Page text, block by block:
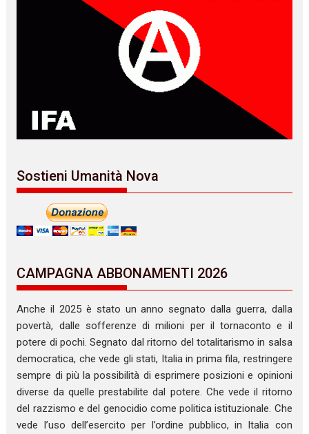
Sostieni Umanità Nova
CAMPAGNA ABBONAMENTI 2026
Anche il 2025 è stato un anno segnato dalla guerra, dalla
povertà, dalle sofferenze di milioni per il tornaconto e il
potere di pochi. Segnato dal ritorno del totalitarismo in salsa
democratica, che vede gli stati, Italia in prima fila, restringere
sempre di più la possibilità di esprimere posizioni e opinioni
diverse da quelle prestabilite dal potere. Che vede il ritorno
del razzismo e del genocidio come politica istituzionale. Che
vede l’uso dell’esercito per l’ordine pubblico, in Italia con